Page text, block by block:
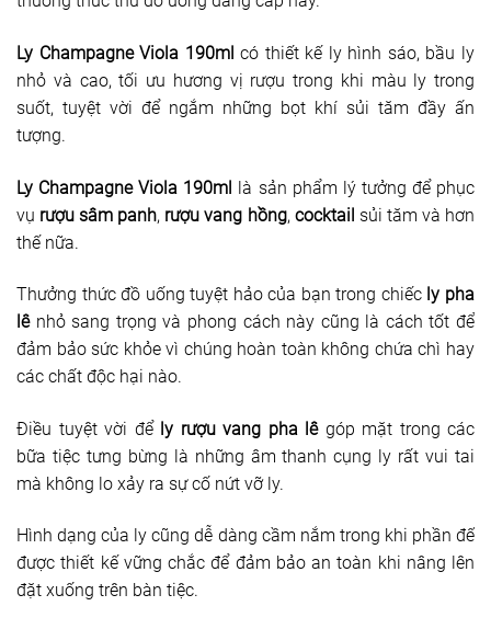
Ly Champagne Viola 190ml có thiết kế ly hình sáo, bầu ly
nhỏ và cao, tối ưu hương vị rượu trong khi màu ly trong
suốt, tuyệt vời để ngắm những bọt khí sủi tăm đầy ấn
tượng.
Ly Champagne Viola 190ml là sản phẩm lý tưởng để phục
vụ rượu sâm panh, rượu vang hồng, cocktail sủi tăm và hơn
thế nữa.
Thưởng thức đồ uống tuyệt hảo của bạn trong chiếc ly pha
lênhỏ sang trọng và phong cách này cũng là cách tốt để
đảm bảo sức khỏe vì chúng hoàn toàn không chứa chì hay
các chất độc hại nào.
Điều tuyệt vời để ly rượu vang pha lêgóp mặt trong các
bữa tiệc tưng bừng là những âm thanh cụng ly rất vui tai
mà không lo xảy ra sự cố nứt vỡ ly.
Hình dạng của ly cũng dễ dàng cầm nắm trong khi phần đế
được thiết kế vững chắc để đảm bảo an toàn khi nâng lên
đặt xuống trên bàn tiệc.